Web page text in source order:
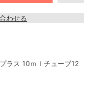
わせる
ラス 10ｍｌチューブ12